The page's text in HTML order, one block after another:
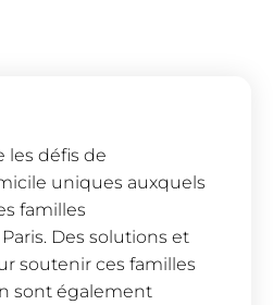
les défis de
uniques auxquels
familles
Des solutions et
soutenir ces familles
sont également